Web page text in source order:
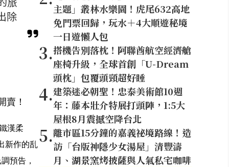
除
賣！
漢柔
新作的乱
預告，
主題」叢林水樂園！虎尾632高地
免門票回歸，玩水＋4大順遊秘境
一日遊懶人包
3.搭機告別落枕！阿聯酋航空經濟艙
座椅升級，全球首創「U-Dream
頭枕」包覆頭頸超好睡
4.建築迷必朝聖！忠泰美術館10週
年：藤本壯介特展打頭陣，1:5大
屋根8月震撼空降台北
5.離市區15分鐘的嘉義祕境路線！造
訪「台版神隱少女湯屋」清豐濤
月、湖景窯烤披薩與人氣私宅咖啡